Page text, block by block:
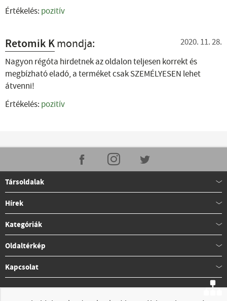
Értékelés: pozitív
Retomik Kmondja: 2020. 11. 28.
Nagyon régóta hirdetnek az oldalon teljesen korrekt és
megbízható eladó, a terméket csak SZEMÉLYESEN lehet
átvenni!
Értékelés: pozitív
Társoldalak
Hírek
Kategóriák
Oldaltérkép
Kapcsolat